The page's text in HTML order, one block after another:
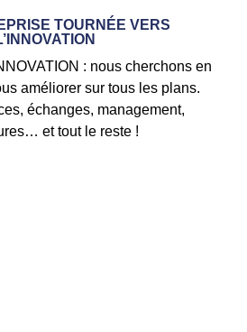
TOURNÉE VERS
: nous cherchons en
améliorer sur tous les plans.
échanges, management,
et tout le reste !